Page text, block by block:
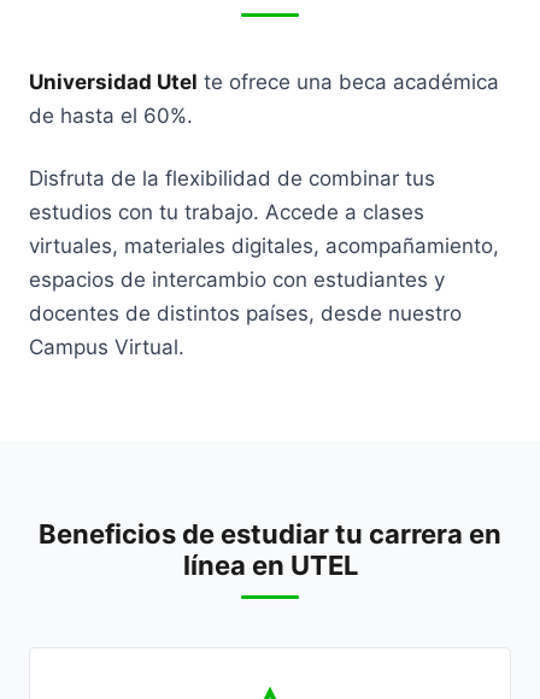
Universidad Utel te ofrece una beca académica
de hasta el 60%.
Disfruta de la flexibilidad de combinar tus
estudios con tu trabajo. Accede a clases
virtuales, materiales digitales, acompañamiento,
espacios de intercambio con estudiantes y
docentes de distintos países, desde nuestro
Campus Virtual.
Beneficios de estudiar tu carrera en
línea en UTEL